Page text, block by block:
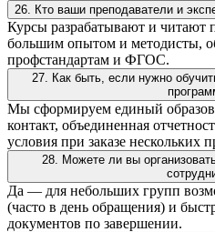
26. Кто ваши преподаватели и
Курсы разрабатывают и читают
большим опытом и методисты,
профстандартам и ФГОС.
27. Как быть, если нужно
Мы сформируем единый
контакт, объединенная
условия при заказе нескольких
28. Можете ли вы
Да — для небольших групп
(часто в день обращения) и
документов по завершении.